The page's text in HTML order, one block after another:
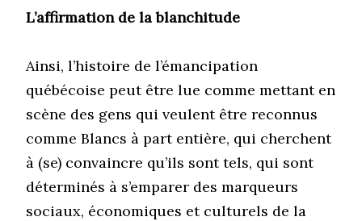
L’affirmation de la blanchitude
Ainsi, l’histoire de l’émancipation
québécoise peut être lue comme mettant en
scène des gens qui veulent être reconnus
comme Blancs à part entière, qui cherchent
à (se) convaincre qu’ils sont tels, qui sont
déterminés à s’emparer des marqueurs
sociaux, économiques et culturels de la